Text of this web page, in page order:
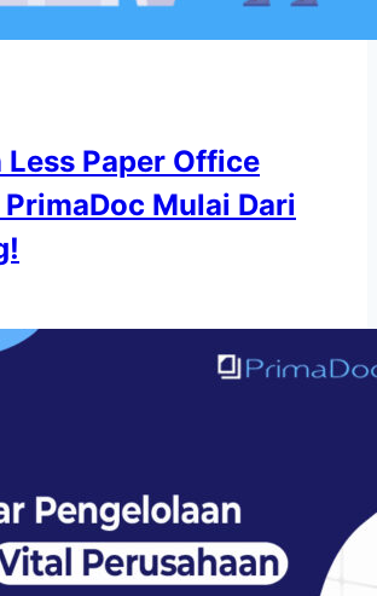
Paper Office
Mulai Dari